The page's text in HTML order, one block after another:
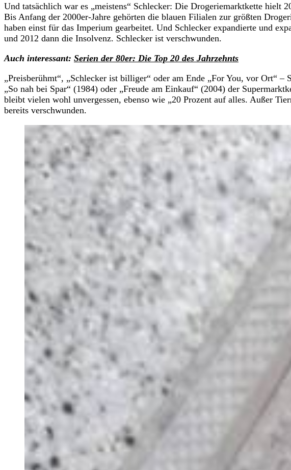
Und tatsächlich war es „meistens“ Schlecker: Die Drogeriemarktkette hielt
Bis Anfang der 2000er-Jahre gehörten die blauen Filialen zur größten
haben einst für das Imperium gearbeitet. Und Schlecker expandierte und
und 2012 dann die Insolvenz. Schlecker ist verschwunden.
Auch interessant: Serien der 80er: Die Top 20 des Jahrzehnts
„Preisberühmt“, „Schlecker ist billiger“ oder am Ende „For You, vor Ort“
„So nah bei Spar“ (1984) oder „Freude am Einkauf“ (2004) der
bleibt vielen wohl unvergessen, ebenso wie „20 Prozent auf alles. Außer
bereits verschwunden.